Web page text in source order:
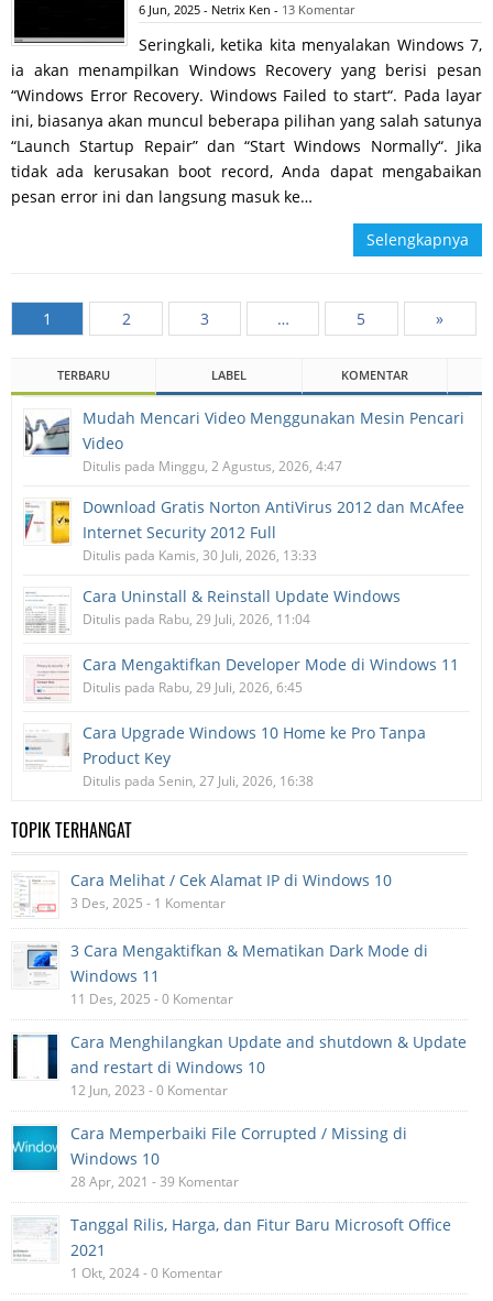
6 Jun, 2025 - Netrix Ken - 13 Komentar
Seringkali, ketika kita menyalakan Windows 7,
ia akan menampilkan Windows Recovery yang berisi pesan
“Windows Error Recovery. Windows Failed to start“. Pada layar
ini, biasanya akan muncul beberapa pilihan yang salah satunya
“Launch Startup Repair” dan “Start Windows Normally“. Jika
tidak ada kerusakan boot record, Anda dapat mengabaikan
pesan error ini dan langsung masuk ke…
Selengkapnya
1 2 3 … 5 »
TERBARU LABEL KOMENTAR
Mudah Mencari Video Menggunakan Mesin Pencari
Video
Ditulis pada Minggu, 2 Agustus, 2026, 4:47
Download Gratis Norton AntiVirus 2012 dan McAfee
Internet Security 2012 Full
Ditulis pada Kamis, 30 Juli, 2026, 13:33
Cara Uninstall & Reinstall Update Windows
Ditulis pada Rabu, 29 Juli, 2026, 11:04
Cara Mengaktifkan Developer Mode di Windows 11
Ditulis pada Rabu, 29 Juli, 2026, 6:45
Cara Upgrade Windows 10 Home ke Pro Tanpa
Product Key
Ditulis pada Senin, 27 Juli, 2026, 16:38
TOPIK TERHANGAT
Cara Melihat / Cek Alamat IP di Windows 10
3 Des, 2025 - 1 Komentar
3 Cara Mengaktifkan & Mematikan Dark Mode di
Windows 11
11 Des, 2025 - 0 Komentar
Cara Menghilangkan Update and shutdown & Update
and restart di Windows 10
12 Jun, 2023 - 0 Komentar
Cara Memperbaiki File Corrupted / Missing di
Windows 10
28 Apr, 2021 - 39 Komentar
Tanggal Rilis, Harga, dan Fitur Baru Microsoft Office
2021
1 Okt, 2024 - 0 Komentar